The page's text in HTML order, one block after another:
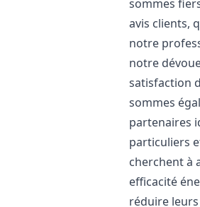
sommes
avis clients,
notre
notre
satisfaction
sommes
partenaires
particuliers
cherchent à
efficacité
réduire